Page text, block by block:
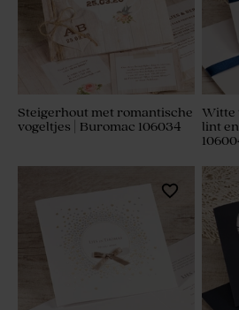
Steigerhout met romantische
vogeltjes | Buromac 106034
Witte
lint